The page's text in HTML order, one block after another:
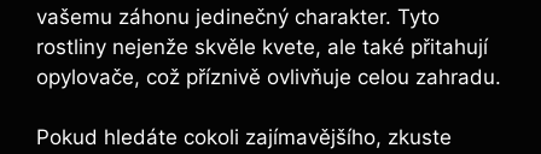
vašemu záhonu jedinečný charakter. Tyto
rostliny nejenže skvěle kvete, ale také přitahují
opylovače, což příznivě ovlivňuje celou zahradu.
Pokud hledáte cokoli zajímavějšího, zkuste